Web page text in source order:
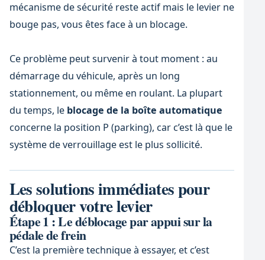
mécanisme de sécurité reste actif mais le levier ne
bouge pas, vous êtes face à un blocage.
Ce problème peut survenir à tout moment : au
démarrage du véhicule, après un long
stationnement, ou même en roulant. La plupart
du temps, le blocage de la boîte automatique
concerne la position P (parking), car c’est là que le
système de verrouillage est le plus sollicité.
Les solutions immédiates pour
débloquer votre levier
Étape 1 : Le déblocage par appui sur la
pédale de frein
C’est la première technique à essayer, et c’est